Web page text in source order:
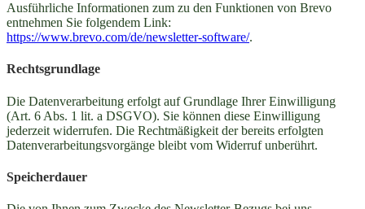
Ausführliche Informationen zum zu den Funktionen von Brevo
entnehmen Sie folgendem Link:
https://www.brevo.com/de/newsletter-software/.
Rechtsgrundlage
Die Datenverarbeitung erfolgt auf Grundlage Ihrer Einwilligung
(Art. 6 Abs. 1 lit. a DSGVO). Sie können diese Einwilligung
jederzeit widerrufen. Die Rechtmäßigkeit der bereits erfolgten
Datenverarbeitungsvorgänge bleibt vom Widerruf unberührt.
Speicherdauer